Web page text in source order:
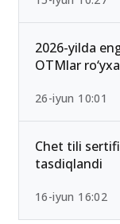
2026-yilda
OTMlar
26-iyun 10:01
Chet tili
tasdiqlandi
16-iyun 16:02